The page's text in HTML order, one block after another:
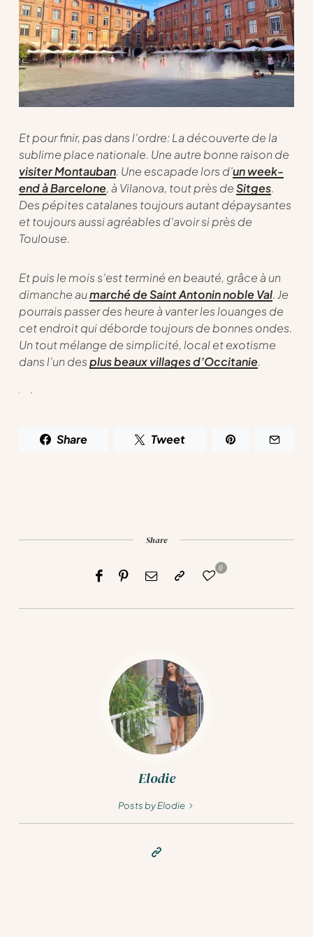
Et pour finir, pas dans l’ordre: La découverte de la
sublime place nationale. Une autre bonne raison de
visiter Montauban. Une escapade lors d’un week-
end à Barcelone, à Vilanova, tout près deSitges.
Des pépites catalanes toujours autant dépaysantes
et toujours aussi agréables d’avoir si près de
Toulouse.
Et puis le mois s’est terminé en beauté, grâce à un
dimanche aumarché de Saint Antonin noble Val. Je
pourrais passer des heure à vanter les louanges de
cet endroit qui déborde toujours de bonnes ondes.
Un tout mélange de simplicité, local et exotisme
dans l’un desplus beaux villages d’Occitanie.
Share Tweet
Share
0
Elodie
Posts by Elodie